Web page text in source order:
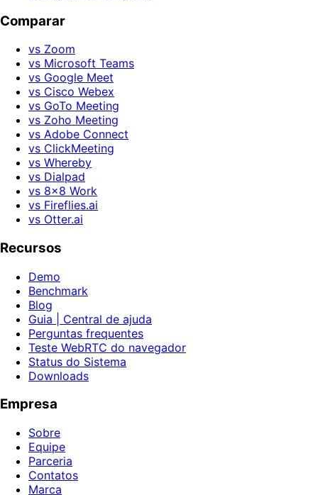
Comparar
vs Zoom
vs Microsoft Teams
vs Google Meet
vs Cisco Webex
vs GoTo Meeting
vs Zoho Meeting
vs Adobe Connect
vs ClickMeeting
vs Whereby
vs Dialpad
vs 8x8 Work
vs Fireflies.ai
vs Otter.ai
Recursos
Demo
Benchmark
Blog
Guia | Central de ajuda
Perguntas frequentes
Teste WebRTC do navegador
Status do Sistema
Downloads
Empresa
Sobre
Equipe
Parceria
Contatos
Marca